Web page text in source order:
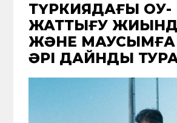
ТҮРКИЯДАҒЫ ОҚУ-
ЖАТТЫҒУ
ЖӘНЕ
ӘРІ ДАЙНДЫҚ